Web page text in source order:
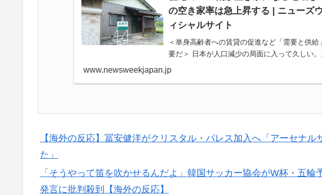
失望する事態に
ロシア「お前らの国にある似非エッフェル塔を見せてくれ！」
外国人「2002年W杯は?」韓国サッカーに衝撃的不祥事！W杯予選で
騒然！【海外の反応】
韓国人「SKハイニックスが10%台の暴落！外国人投資家と機関が売り
じてもらえない結婚の話…？
▶
の空き家率は急上昇する | ニューズ
ィシャルサイト
＜単身高齢者への賃貸の促進など「需要と供
要だ＞ 日本が人口減少の局面に入って久しい
www.newsweekjapan.jp
【海外の反応】冨安健洋がクリスタル・パレス加入へ「アーセナル
た」
「そうやって笛を吹かせるんだよ」韓国サッカー協会がW杯・五輪
発言に批判殺到【海外の反応】